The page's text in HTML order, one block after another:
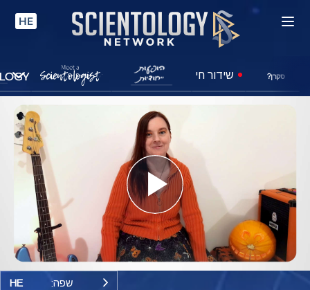
HE
סקרן? שידור חי
Play
Video
שפה: HE